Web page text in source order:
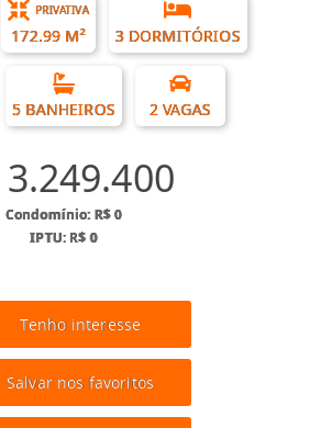
PRIVATIVA
172.99 M² 3 DORMITÓRIOS
5 BANHEIROS 2 VAGAS
3.249.400
Condomínio: R$ 0
IPTU: R$ 0
Tenho interesse
Salvar nos favoritos